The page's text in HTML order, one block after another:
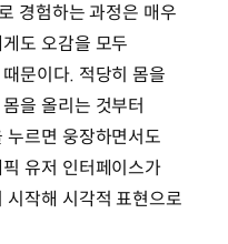
경험하는 과정은 매우
도 오감을 모두
문이다. 적당히 몸을
을 올리는 것부터
르면 웅장하면서도
유저 인터페이스가
작해 시각적 표현으로